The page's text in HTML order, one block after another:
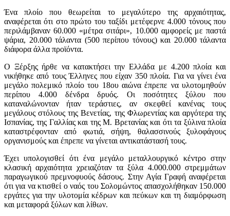
Ένα πλοίο που θεωρείται το μεγαλύτερο της αρχαιότητας,
αναφέρεται ότι στο πρώτο του ταξίδι μετέφερνε 4.000 τόνους που
περιλάμβαναν 60.000 «μέτρα σιτάρι», 10.000 αμφορείς με παστά
ψάρια, 20.000 τάλαντα (500 περίπου τόνους) και 20.000 τάλαντα
διάφορα άλλα προϊόντα.
Ο Ξέρξης ήρθε να κατακτήσει την Ελλάδα με 4.200 πλοία και
νικήθηκε από τους Έλληνες που είχαν 350 πλοία. Για να γίνει ένα
μεγάλο πολεμικό πλοίο του 18ου αιώνα έπρεπε να υλοτομηθούν
περίπου 4.000 δένδρα δρυός. Οι ποσότητες ξύλου που
καταναλώνονταν ήταν τεράστιες, αν σκεφθεί κανένας τους
μεγάλους στόλους της Βενετίας, της Φλωρεντίας και αργότερα της
Ισπανίας, της Γαλλίας και της Μ. Βρετανίας και ότι τα ξύλινα πλοία
καταστρέφονταν από φωτιά, σήψη, θαλασσινούς ξυλοφάγους
οργανισμούς και έπρεπε να γίνεται αντικατάστασή τους.
Έχει υπολογισθεί ότι ένα μεγάλο μεταλλουργικό κέντρο στην
κλασική αρχαιότητα χρειαζόταν τα ξύλα 4.000.000 στρεμμάτων
παραγωγικού πρεμνοφυούς δάσους. Στην Αγία Γραφή αναφέρεται
ότι για να κτισθεί ο ναός του Σολομώντος απασχολήθηκαν 150.000
εργάτες για την υλοτομία κέδρων και πεύκων και τη διαμόρφωση
και μεταφορά ξύλων και λίθων.